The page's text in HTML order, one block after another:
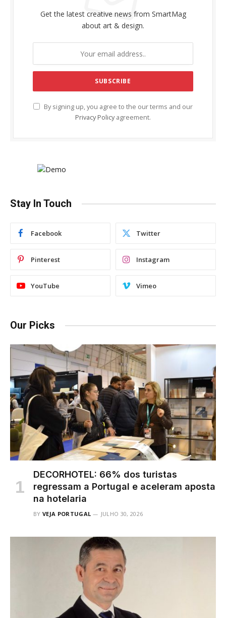
Get the latest creative news from SmartMag
about art & design.
By signing up, you agree to the our terms and our
Privacy Policy agreement.
Stay In Touch
Facebook Twitter
Pinterest Instagram
YouTube Vimeo
Our Picks
DECORHOTEL: 66% dos turistas
regressam a Portugal e aceleram aposta
na hotelaria
BY VEJA PORTUGAL JULHO 30, 2026